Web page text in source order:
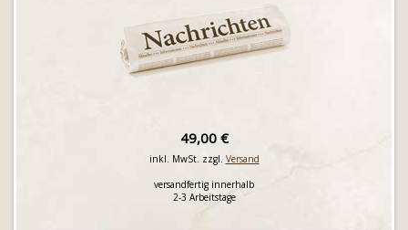
49,00 €
inkl. MwSt. zzgl. Versand
versandfertig innerhalb
2-3 Arbeitstage